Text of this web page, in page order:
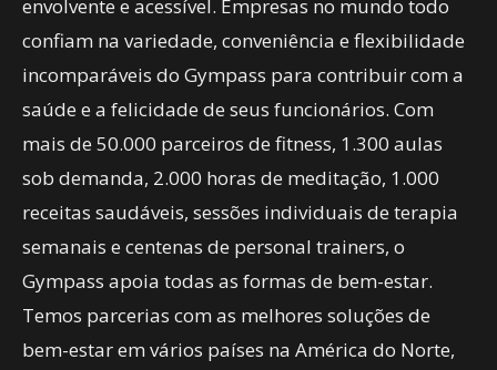
envolvente e acessível. Empresas no mundo todo
confiam na variedade, conveniência e flexibilidade
incomparáveis do Gympass para contribuir com a
saúde e a felicidade de seus funcionários. Com
mais de 50.000 parceiros de fitness, 1.300 aulas
sob demanda, 2.000 horas de meditação, 1.000
receitas saudáveis, sessões individuais de terapia
semanais e centenas de personal trainers, o
Gympass apoia todas as formas de bem-estar.
Temos parcerias com as melhores soluções de
bem-estar em vários países na América do Norte,